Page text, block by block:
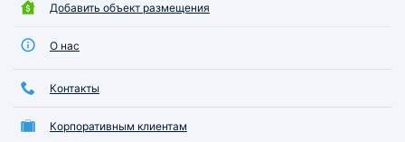
Добавить объект размещения
О нас
Контакты
Корпоративным клиентам